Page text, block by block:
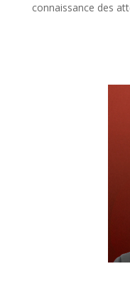
connaissance des